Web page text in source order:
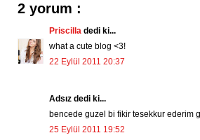
2 yorum :
Priscilla dedi ki...
what a cute blog <3!
22 Eylül 2011 20:37
Adsız dedi ki...
bencede guzel bi fikir tesekkur ederim
25 Eylül 2011 19:52